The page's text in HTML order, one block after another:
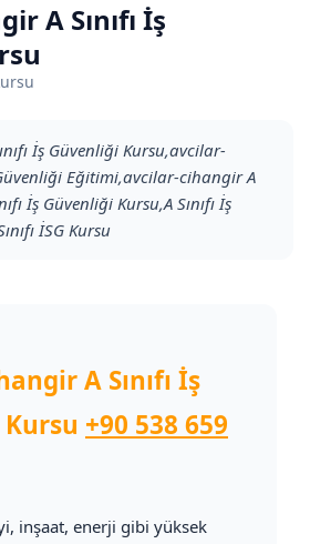
A Sınıfı İş
İş Güvenliği Kursu,avcilar-
Eğitimi,avcilar-cihangir A
İş Güvenliği Kursu,A Sınıfı İş
İSG Kursu
A Sınıfı İş
+90 538 659
inşaat, enerji gibi yüksek